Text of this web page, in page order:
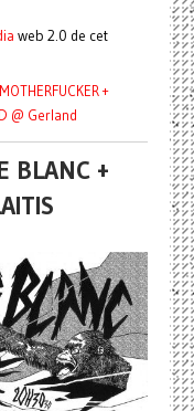
web 2.0 de cet
+
@ Gerland
BLANC +